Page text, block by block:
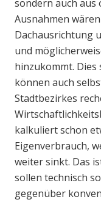
sondern auch aus
Ausnahmen
Dachausrichtung
und
hinzukommt. Dies
können auch
Stadtbezirkes
kalkuliert schon
Eigenverbrauch,
weiter sinkt. Das
sollen technisch
gegenüber